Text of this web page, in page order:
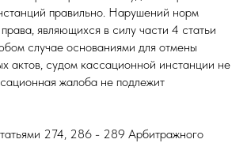
правильно. Нарушений норм
являющихся в силу части 4 статьи
случае основаниями для отмены
актов, судом кассационной инстанции не
жалоба не подлежит
274, 286 - 289 Арбитражного